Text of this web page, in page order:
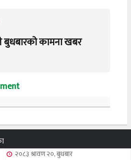
कामना खबर
२०८३ श्रावण २०, बुधबार